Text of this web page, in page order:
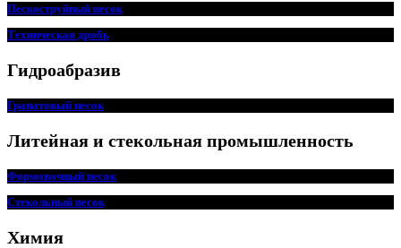
Пескоструйный песок
Техническая дробь
Гидроабразив
Гранатовый песок
Литейная и стекольная промышленность
Формовочный песок
Стекольный песок
Химия